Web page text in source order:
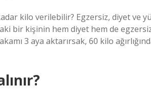
kilo verilebilir? Egzersiz, diyet ve
bir kişinin hem diyet hem de
3 aya aktarırsak, 60 kilo